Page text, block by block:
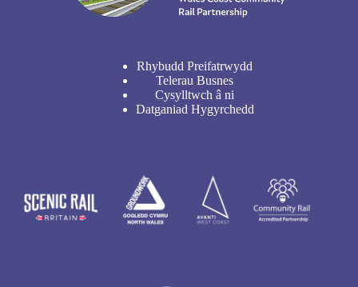
Rhybudd Preifatrwydd
Telerau Busnes
Cysylltwch â ni
Datganiad Hygyrchedd